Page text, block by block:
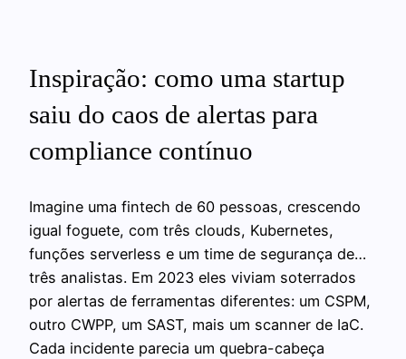
Inspiração: como uma startup
saiu do caos de alertas para
compliance contínuo
Imagine uma fintech de 60 pessoas, crescendo
igual foguete, com três clouds, Kubernetes,
funções serverless e um time de segurança de…
três analistas. Em 2023 eles viviam soterrados
por alertas de ferramentas diferentes: um CSPM,
outro CWPP, um SAST, mais um scanner de IaC.
Cada incidente parecia um quebra-cabeça